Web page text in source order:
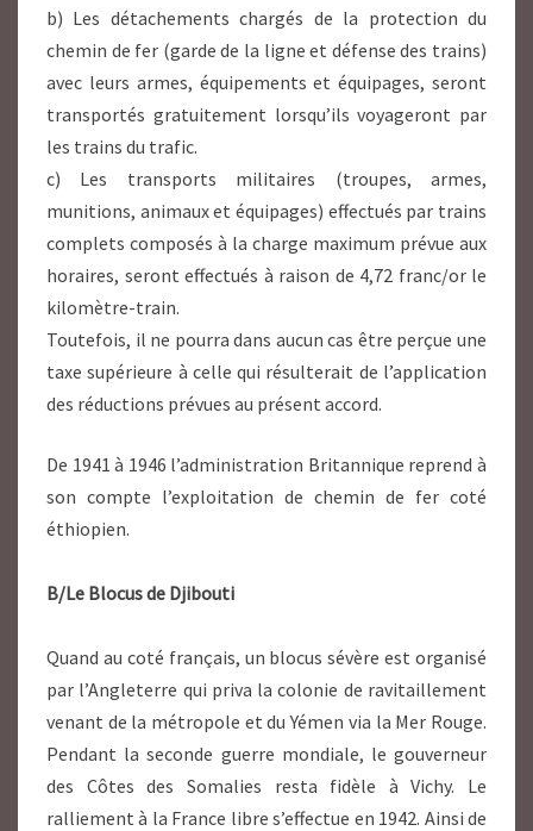
b) Les détachements chargés de la protection du
chemin de fer (garde de la ligne et défense des trains)
avec leurs armes, équipements et équipages, seront
transportés gratuitement lorsqu’ils voyageront par
les trains du trafic.
c) Les transports militaires (troupes, armes,
munitions, animaux et équipages) effectués par trains
complets composés à la charge maximum prévue aux
horaires, seront effectués à raison de 4,72 franc/or le
kilomètre-train.
Toutefois, il ne pourra dans aucun cas être perçue une
taxe supérieure à celle qui résulterait de l’application
des réductions prévues au présent accord.
De 1941 à 1946 l’administration Britannique reprend à
son compte l’exploitation de chemin de fer coté
éthiopien.
B/Le Blocus de Djibouti
Quand au coté français, un blocus sévère est organisé
par l’Angleterre qui priva la colonie de ravitaillement
venant de la métropole et du Yémen via la Mer Rouge.
Pendant la seconde guerre mondiale, le gouverneur
des Côtes des Somalies resta fidèle à Vichy. Le
ralliement à la France libre s’effectue en 1942. Ainsi de